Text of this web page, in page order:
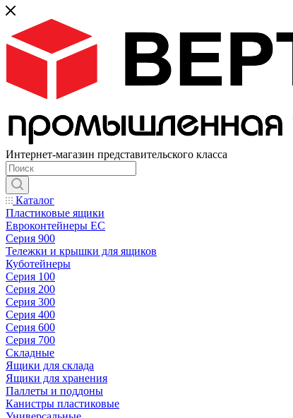
Интернет-магазин представительского класса
Каталог
Пластиковые ящики
Евроконтейнеры ЕС
Серия 900
Тележки и крышки для ящиков
Куботейнеры
Серия 100
Серия 200
Серия 300
Серия 400
Серия 600
Серия 700
Складные
Ящики для склада
Ящики для хранения
Паллеты и поддоны
Канистры пластиковые